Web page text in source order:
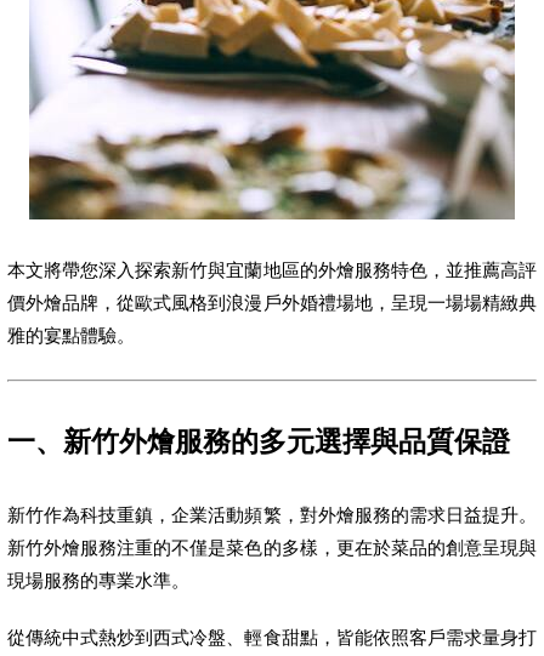
本文將帶您深入探索新竹與宜蘭地區的外燴服務特色，並推薦高評
價外燴品牌，從歐式風格到浪漫戶外婚禮場地，呈現一場場精緻典
雅的宴點體驗。
一、新竹外燴服務的多元選擇與品質保證
新竹作為科技重鎮，企業活動頻繁，對外燴服務的需求日益提升。
新竹外燴服務注重的不僅是菜色的多樣，更在於菜品的創意呈現與
現場服務的專業水準。
從傳統中式熱炒到西式冷盤、輕食甜點，皆能依照客戶需求量身打